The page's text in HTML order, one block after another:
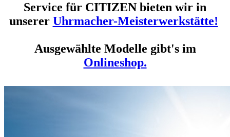
Service für CITIZEN bieten wir in
unserer Uhrmacher-Meisterwerkstätte!
Ausgewählte Modelle gibt's im
Onlineshop.